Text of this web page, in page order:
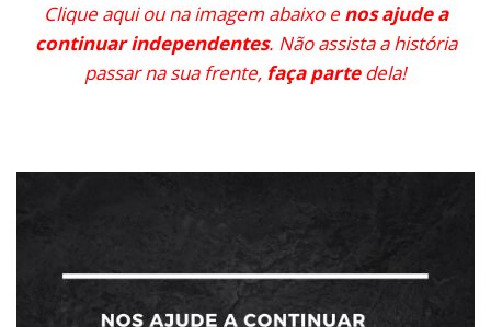
Clique aqui ou na imagem abaixo enos ajude a
continuar independentes. Não assista a história
passar na sua frente, faça partedela!